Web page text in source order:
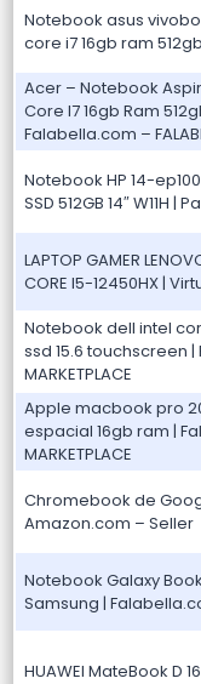
Notebook asus
core i7 16gb ram
Acer – Notebook
Core I7 16gb Ram
Falabella.com –
Notebook HP 14-
SSD 512GB 14″ W11H |
LAPTOP GAMER
CORE I5-12450HX |
Notebook dell intel
ssd 15.6 touchscreen
MARKETPLACE
Apple macbook pro
espacial 16gb ram |
MARKETPLACE
Chromebook de
Amazon.com – Seller
Notebook Galaxy
Samsung |
HUAWEI MateBook D